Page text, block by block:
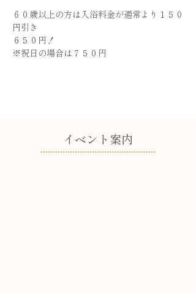
６０歳以上の方は入浴料金が通常より１５０
円引き
６５０円！
※祝日の場合は７５０円
​イベント案内